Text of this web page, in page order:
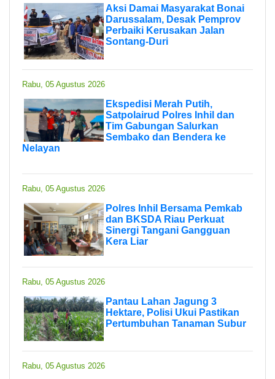
Aksi Damai Masyarakat Bonai
Darussalam, Desak Pemprov
Perbaiki Kerusakan Jalan
Sontang-Duri
Rabu, 05 Agustus 2026
Ekspedisi Merah Putih,
Satpolairud Polres Inhil dan
Tim Gabungan Salurkan
Sembako dan Bendera ke
Nelayan
Rabu, 05 Agustus 2026
Polres Inhil Bersama Pemkab
dan BKSDA Riau Perkuat
Sinergi Tangani Gangguan
Kera Liar
Rabu, 05 Agustus 2026
Pantau Lahan Jagung 3
Hektare, Polisi Ukui Pastikan
Pertumbuhan Tanaman Subur
Rabu, 05 Agustus 2026